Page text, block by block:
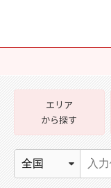
エリア
から探す